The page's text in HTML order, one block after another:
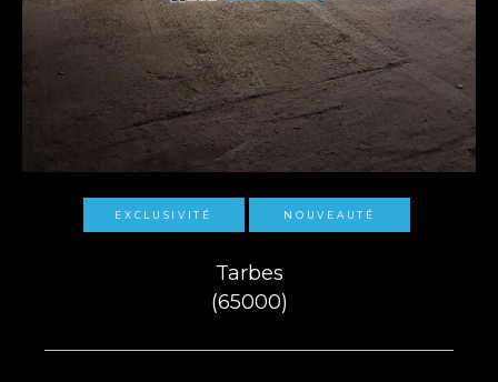
EXCLUSIVITÉ NOUVEAUTÉ
Tarbes
(65000)